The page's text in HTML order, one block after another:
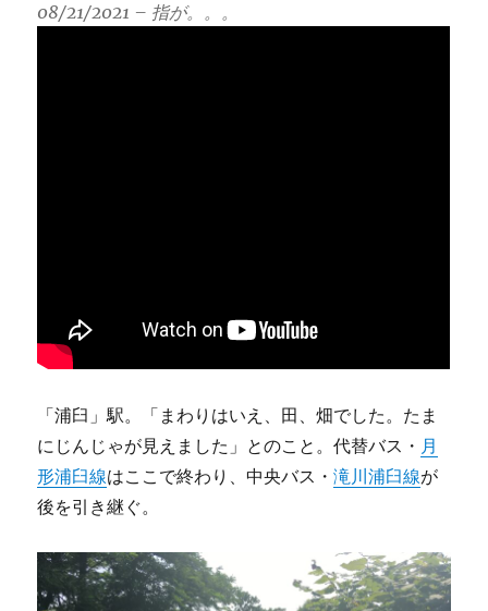
08/21/2021 – 指が。。。
「浦臼」駅。「まわりはいえ、田、畑でした。たま
にじんじゃが見えました」とのこと。代替バス・ 月
形浦臼線はここで終わり、中央バス・滝川浦臼線が
後を引き継ぐ。